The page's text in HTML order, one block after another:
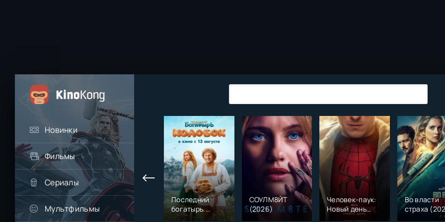
Новинки
Фильмы
Сериалы
Мультфильмы
Последний
богатырь.
Колобок (2026)
СОУЛМ8ЙТ
(2026)
Человек-паук:
Новый день
(2026)
Во власти
страха